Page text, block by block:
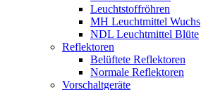
Leuchtstoffröhren
MH Leuchtmittel Wuchs
NDL Leuchtmittel Blüte
Reflektoren
Belüftete Reflektoren
Normale Reflektoren
Vorschaltgeräte